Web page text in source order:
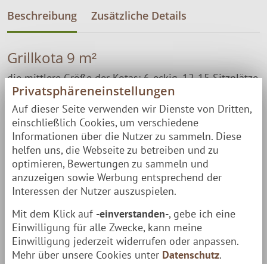
Beschreibung Zusätzliche Details
Grillkota 9 m²
die mittlere Größe der Kotas: 6-eckig, 12-15 Sitzplätze
Verlängere jetzt die Grillsaison! Mit einerGrillkota
kann man rund ums Jahr grillen, feiern und
gem&uuml;tlich Beisammen sein. Dieses wundervolle
Gartenhaus in dessen Herz ein Grillkamin eingebaut
ist, ermöglicht zu jeder Zeit romantische Momente im
rustikalen Flair. Diese 9 m²große Kota passt durch die
kompakten Maße in fast jeden Garten und macht sich
dennoch riesig als Hingucker oder beim Grillen und
Feiern mit Freunden.
Privatsphäreneinstellungen
Auf dieser Seite verwenden wir Dienste von Dritten,
einschließlich Cookies, um verschiedene
Informationen über die Nutzer zu sammeln. Diese
helfen uns, die Webseite zu betreiben und zu
optimieren, Bewertungen zu sammeln und
anzuzeigen sowie Werbung entsprechend der
Interessen der Nutzer auszuspielen.
Mit dem Klick auf -einverstanden-, gebe ich eine
Einwilligung für alle Zwecke, kann meine
Einwilligung jederzeit widerrufen oder anpassen.
Mehr über unsere Cookies unter Datenschutz.